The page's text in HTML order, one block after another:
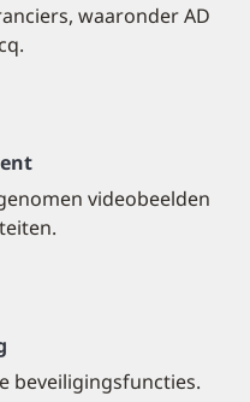
waaronder AD
videobeelden
beveiligingsfuncties.